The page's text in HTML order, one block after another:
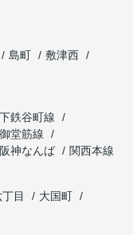
島町
敷津西
鉄谷町線
堂筋線
神なんば
関西本線
目
大国町